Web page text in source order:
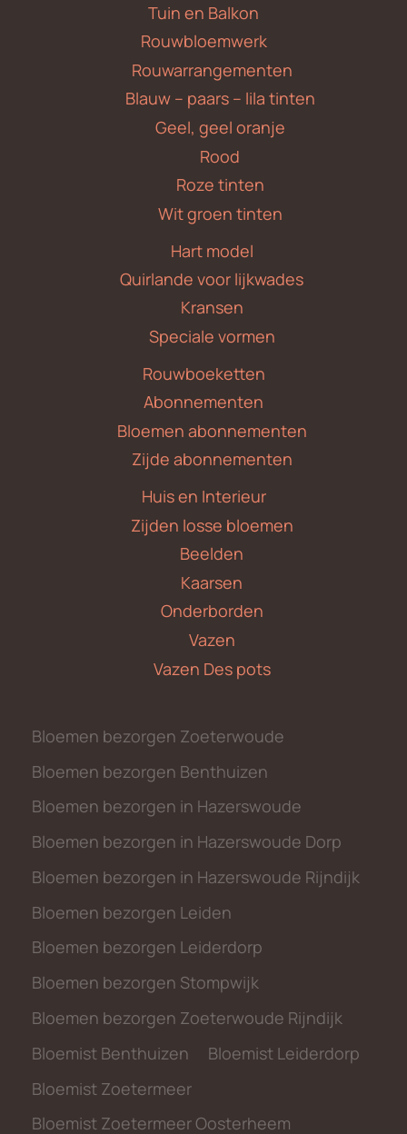
Tuin en Balkon
Rouwbloemwerk
Rouwarrangementen
Blauw – paars – lila tinten
Geel, geel oranje
Rood
Roze tinten
Wit groen tinten
Hart model
Quirlande voor lijkwades
Kransen
Speciale vormen
Rouwboeketten
Abonnementen
Bloemen abonnementen
Zijde abonnementen
Huis en Interieur
Zijden losse bloemen
Beelden
Kaarsen
Onderborden
Vazen
Vazen Des pots
Bloemen bezorgen Zoeterwoude
Bloemen bezorgen Benthuizen
Bloemen bezorgen in Hazerswoude
Bloemen bezorgen in Hazerswoude Dorp
Bloemen bezorgen in Hazerswoude Rijndijk
Bloemen bezorgen Leiden
Bloemen bezorgen Leiderdorp
Bloemen bezorgen Stompwijk
Bloemen bezorgen Zoeterwoude Rijndijk
Bloemist Benthuizen
Bloemist Leiderdorp
Bloemist Zoetermeer
Bloemist Zoetermeer Oosterheem